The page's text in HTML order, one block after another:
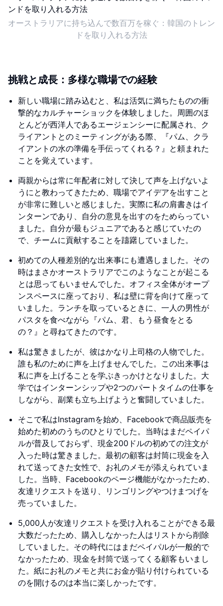
オーストラリアに持ち込んで数百万を稼ぐ：韓国のトレン
ドを取り入れる方法
挑戦と成長：多様な職場での経験
新しい職場に踏み込むと、私は活気に満ちたものの衝
撃的なカルチャーショックを体験しました。周囲のほ
とんどが西洋人であるエージェンシーに配属され、ク
ライアントとのミーティングがある際、『パム、クラ
イアントの水の準備を手伝ってくれる？』と頼まれた
ことを覚えています。
両親からは常に年配者に対して決して声を上げないよ
うにと教わってきたため、職場でアイデアを出すこと
が非常に難しいと感じました。実際に私の肩書きはイ
ンターンであり、自分の意見を出すのをためらってい
ました。自分が最もジュニアであると感じていたの
で、チームに貢献することを躊躇していました。
初めての人種差別的な出来事にも遭遇しました。その
時はまさかオーストラリアでこのようなことが起こる
とは思ってもいませんでした。オフィス全体がオープ
ンスペースに座っており、私は壁に背を向けて座って
いました。ランチを取っているときに、一人の男性が
パスタを食べながら『パム、君、もう昼食をとる
の？』と尋ねてきたのです。
私は驚きましたが、彼はかなり上司格の人物でした。
誰も私のために声を上げませんでした。この出来事は
私に声を上げることを学ぶきっかけとなりました。大
学ではインターンシップや2つのパートタイムの仕事を
しながら、副業も立ち上げようと奮闘していました。
そこで私はInstagramを始め、Facebookで商品販売を
始めた初めのうちのひとりでした。当時はまだペイパ
ルが普及しておらず、現金200ドルの初めての注文が
入った時は驚きました。最初の顧客は封筒に現金を入
れて送ってきた女性で、お礼のメモが添えられていま
した。当時、Facebookのページ機能がなかったため、
友達リクエストを送り、リンゴリングやつけまつげを
売っていました。
5,000人が友達リクエストを受け入れることができる最
大数だったため、購入しなかった人はリストから削除
していました。その時代にはまだペイパルが一般的で
なかったため、現金を封筒で送ってくる顧客もいまし
た。紙にお礼のメモと共にお金が貼り付けられている
のを開けるのは本当に楽しかったです。